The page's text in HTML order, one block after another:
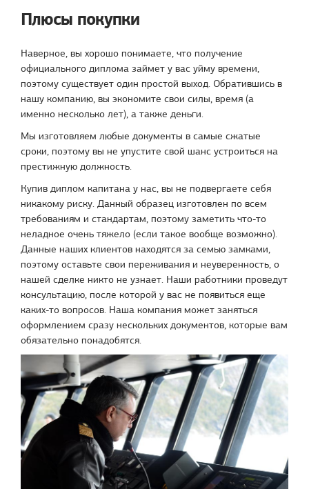
Плюсы покупки
Наверное, вы хорошо понимаете, что получение
официального диплома займет у вас уйму времени,
поэтому существует один простой выход. Обратившись в
нашу компанию, вы экономите свои силы, время (а
именно несколько лет), а также деньги.
Мы изготовляем любые документы в самые сжатые
сроки, поэтому вы не упустите свой шанс устроиться на
престижную должность.
Купив диплом капитана у нас, вы не подвергаете себя
никакому риску. Данный образец изготовлен по всем
требованиям и стандартам, поэтому заметить что-то
неладное очень тяжело (если такое вообще возможно).
Данные наших клиентов находятся за семью замками,
поэтому оставьте свои переживания и неуверенность, о
нашей сделке никто не узнает. Наши работники проведут
консультацию, после которой у вас не появиться еще
каких-то вопросов. Наша компания может заняться
оформлением сразу нескольких документов, которые вам
обязательно понадобятся.